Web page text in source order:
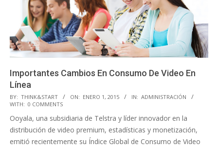
Importantes Cambios En Consumo De Video En
Línea
2015-
01-
01
BY: THINK&START ON: ENERO 1, 2015 IN: ADMINISTRACIÓN
WITH: 0 COMMENTS
Ooyala, una subsidiaria de Telstra y líder innovador en la
distribución de video premium, estadísticas y monetización,
emitió recientemente su Índice Global de Consumo de Video